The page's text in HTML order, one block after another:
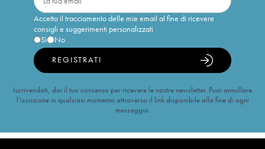
Accetto il tracciamento delle mie email al fine di ricevere
consigli e suggerimenti personalizzati
Sì
No
REGISTRATI
Iscrivendoti, dai il tuo consenso per ricevere le nostre newsletter. Puoi annullare
l’iscrizione in qualsiasi momento attraverso il link disponibile alla fine di ogni
messaggio.